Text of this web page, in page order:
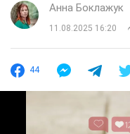
Анна Боклажук
11.08.2025 16:20
44